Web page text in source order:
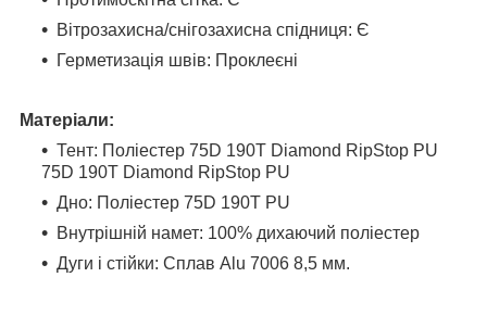
Вітрозахисна/снігозахисна спідниця: Є
Герметизація швів: Проклеєні
Матеріали:
Тент: Поліестер 75D 190T Diamond RipStop PU
75D 190T Diamond RipStop PU
Дно: Поліестер 75D 190T PU
Внутрішній намет: 100% дихаючий поліестер
Дуги і стійки: Сплав Alu 7006 8,5 мм.